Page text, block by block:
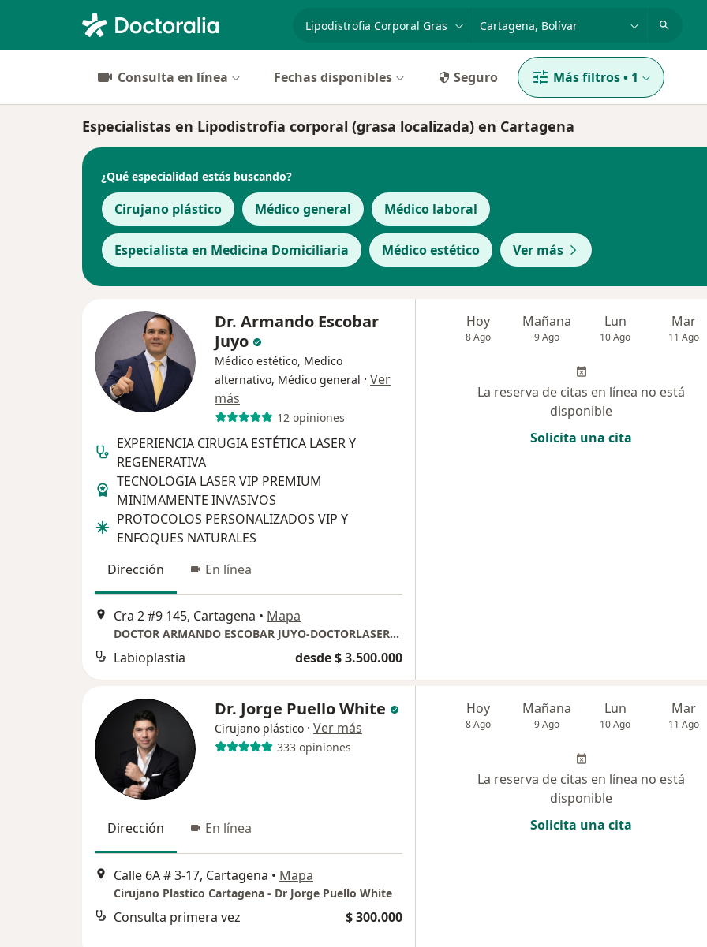
Consulta en línea Fechas disponibles Seguro Más filtros• 1
Especialistas en Lipodistrofia corporal (grasa localizada) en Cartagena
¿Qué especialidad estás buscando?
Cirujano plástico Médico general Médico laboral
Especialista en Medicina Domiciliaria Médico estético Ver más
Dr. Armando Escobar
Juyo
Médico estético, Medico
alternativo, Médico general · Ver
más
12 opiniones
EXPERIENCIA CIRUGIA ESTÉTICA LASER Y
REGENERATIVA
TECNOLOGIA LASER VIP PREMIUM
MINIMAMENTE INVASIVOS
PROTOCOLOS PERSONALIZADOS VIP Y
ENFOQUES NATURALES
Dirección
En línea
Cra 2 #9 145, Cartagena • Mapa
DOCTOR ARMANDO ESCOBAR JUYO-DOCTORLASERCOLOMBIA
Labioplastia desde $ 3.500.000
Hoy
8 Ago
Mañana
9 Ago
Lun
10 Ago
Mar
11 Ago
La reserva de citas en línea no está
disponible
Solicita una cita
Dr. Jorge Puello White
Cirujano plástico · Ver más
333 opiniones
Dirección En línea
Calle 6A # 3-17, Cartagena • Mapa
Cirujano Plastico Cartagena - Dr Jorge Puello White
Consulta primera vez $ 300.000
Hoy
8 Ago
Mañana
9 Ago
Lun
10 Ago
Mar
11 Ago
La reserva de citas en línea no está
disponible
Solicita una cita